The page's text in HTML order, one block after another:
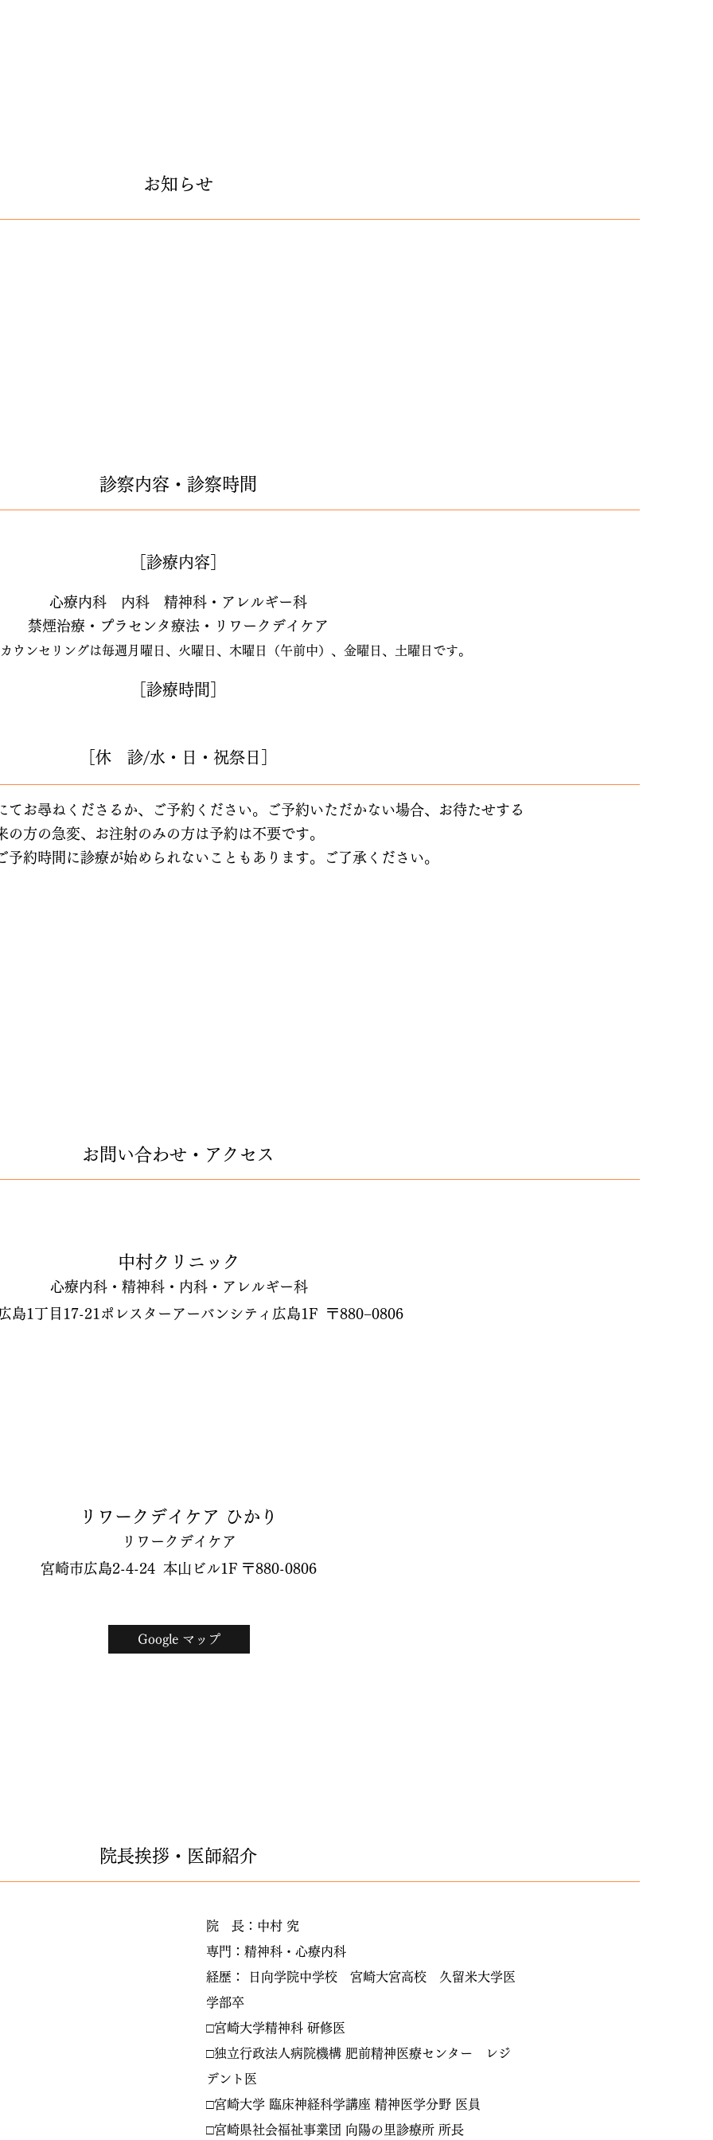
診察内容・診察時間
［診療内容］
心療内科 内科 精神科・アレルギー科
禁煙治療・プラセンタ療法・リワークデイケア
ウンセリングは毎週月曜日、火曜日、木曜日（午前中）、金曜日、土曜日です。
［診療時間］
［休 診/水・日・祝祭日］
てお尋ねくださるか、ご予約ください。ご予約いただかない場合、お待たせする
方の急変、お注射のみの方は予約は不要です。
約時間に診療が始められないこともあります。ご了承ください。
中村クリニック
心療内科・精神科・内科・アレルギー科
島1丁目17-21ポレスターアーバンシティ広島1F 〒880−0806
リワークデイケア ひかり
リワークデイケア
宮崎市広島2-4-24 本山ビル1F 〒880-0806
Google マップ
お問い合わせ・アクセス
院 長：中村 究
専門：精神科・心療内科
経歴： 日向学院中学校 宮崎大宮高校 久留米大学医
学部卒
□宮崎大学精神科 研修医
□独立行政法人病院機構 肥前精神医療センター レジ
デント医
□宮崎大学 臨床神経科学講座 精神医学分野 医員
□宮崎県社会福祉事業団 向陽の里診療所 所長
院長挨拶・医師紹介
​お知らせ